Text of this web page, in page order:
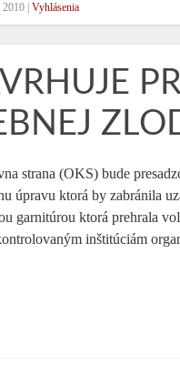
2010 Vyhlásenia
strana (OKS) bude
úpravu ktorá by zabránila
garnitúrou ktorá prehrala
inštitúciám